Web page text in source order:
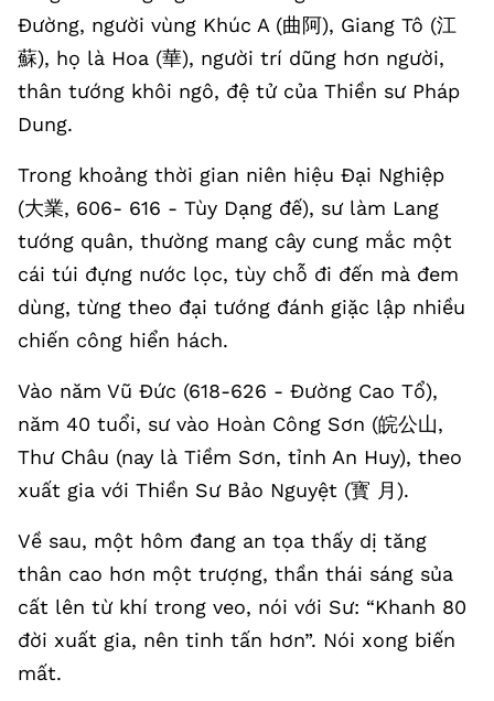
Đường, người vùng Khúc A (曲阿), Giang Tô (江
蘇), họ là Hoa (華), người trí dũng hơn người,
thân tướng khôi ngô, đệ tử của Thiền sư Pháp
Dung.
Trong khoảng thời gian niên hiệu Đại Nghiệp
(大業, 606- 616 - Tùy Dạng đế), sư làm Lang
tướng quân, thường mang cây cung mắc một
cái túi đựng nước lọc, tùy chỗ đi đến mà đem
dùng, từng theo đại tướng đánh giặc lập nhiều
chiến công hiển hách.
Vào năm Vũ Đức (618-626 - Đường Cao Tổ),
năm 40 tuổi, sư vào Hoàn Công Sơn (皖公山,
Thư Châu (nay là Tiềm Sơn, tỉnh An Huy), theo
xuất gia với Thiền Sư Bảo Nguyệt (寳 月).
Về sau, một hôm đang an tọa thấy dị tăng
thân cao hơn một trượng, thần thái sáng sủa
cất lên từ khí trong veo, nói với Sư: “Khanh 80
đời xuất gia, nên tinh tấn hơn”. Nói xong biến
mất.